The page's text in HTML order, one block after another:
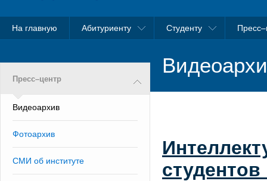
На главную Абитуриенту Студенту
Пресс–центр
Видеоархив
Фотоархив
СМИ об институте